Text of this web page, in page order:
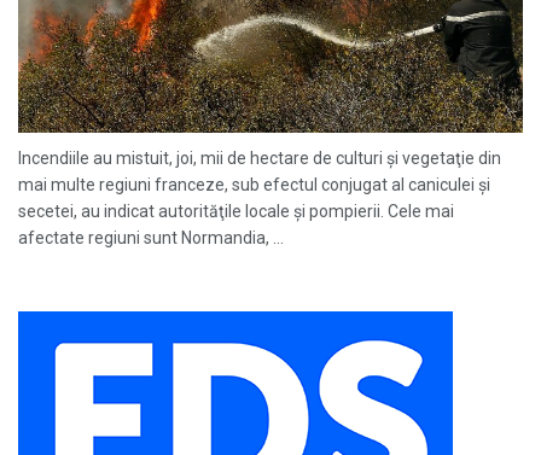
Incendiile au mistuit, joi, mii de hectare de culturi şi vegetaţie din
mai multe regiuni franceze, sub efectul conjugat al caniculei şi
secetei, au indicat autorităţile locale şi pompierii. Cele mai
afectate regiuni sunt Normandia, ...